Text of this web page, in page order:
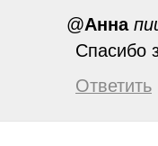
@Анна
Спасибо
Ответить